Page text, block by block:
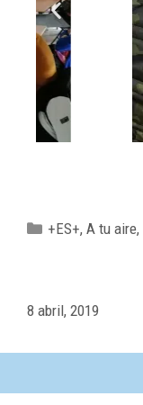
+ES+,A tu aire,
8 abril, 2019